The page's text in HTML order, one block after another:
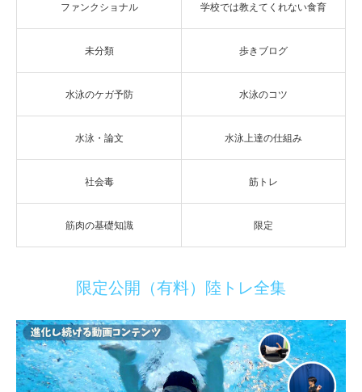
ファンクショナル 学校では教えてくれない食育
未分類 歩きブログ
水泳のケガ予防 水泳のコツ
水泳・論文 水泳上達の仕組み
社会毒 筋トレ
筋肉の基礎知識 限定
限定公開（有料）陸トレ全集